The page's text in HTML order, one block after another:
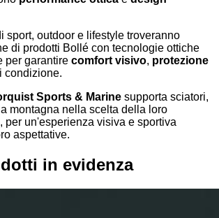
sport, outdoor e lifestyle troveranno
di prodotti Bollé con tecnologie ottiche
per garantire comfort visivo, protezione
condizione.
Sports & Marine supporta sciatori,
montagna nella scelta della loro
, per un'esperienza visiva e sportiva
aspettative.
in evidenza